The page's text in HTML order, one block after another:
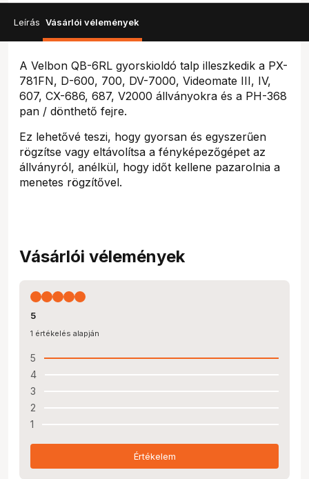
Leírás Vásárlói vélemények
A Velbon QB-6RL gyorskioldó talp illeszkedik a PX-
781FN, D-600, 700, DV-7000, Videomate III, IV,
607, CX-686, 687, V2000 állványokra és a PH-368
pan / dönthető fejre.
Ez lehetővé teszi, hogy gyorsan és egyszerűen
rögzítse vagy eltávolítsa a fényképezőgépet az
állványról, anélkül, hogy időt kellene pazarolnia a
menetes rögzítővel.
Vásárlói vélemények
5
1 értékelés alapján
5
4
3
2
1
Értékelem